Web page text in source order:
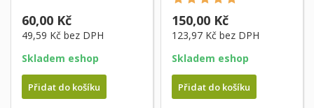
60,00 Kč
49,59 Kč bez DPH
Skladem eshop
Přidat do košíku
150,00 Kč
123,97 Kč bez DPH
Skladem eshop
Přidat do košíku